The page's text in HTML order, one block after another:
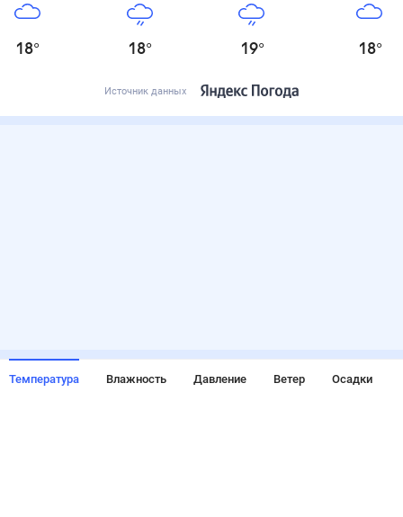
18° 18° 19° 18°
Источник данных
Температура Влажность Давление Ветер Осадки